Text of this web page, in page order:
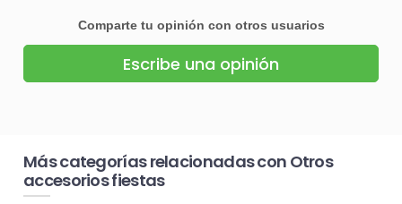
Comparte tu opinión con otros usuarios
Escribe una opinión
Más categorías relacionadas con Otros
accesorios fiestas